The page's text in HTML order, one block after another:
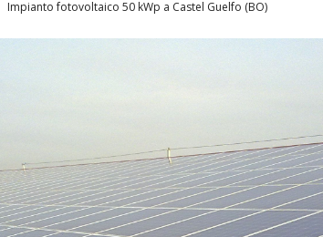
Impianto fotovoltaico 50 kWp a Castel Guelfo (BO)